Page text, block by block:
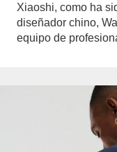
Xiaoshi, como ha
diseñador chino,
equipo de